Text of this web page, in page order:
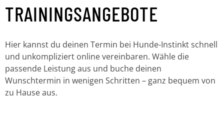
TRAININGSANGEBOTE
Hier kannst du deinen Termin bei Hunde-Instinkt schnell
und unkompliziert online vereinbaren. Wähle die
passende Leistung aus und buche deinen
Wunschtermin in wenigen Schritten – ganz bequem von
zu Hause aus.